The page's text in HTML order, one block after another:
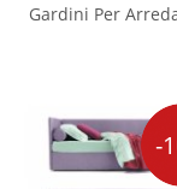
Gardini Per
-